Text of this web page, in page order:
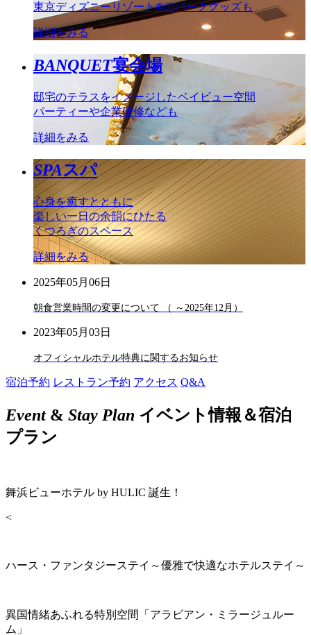
東京ディズニーリゾート®のパークグッズも
詳細をみる
BANQUET宴会場
邸宅のテラスをイメージしたベイビュー空間
パーティーや企業研修なども
詳細をみる
SPAスパ
心身を癒すとともに
楽しい一日の余韻にひたる
くつろぎのスペース
詳細をみる
2025年05月06日
朝食営業時間の変更について （ ～2025年12月）
2023年05月03日
オフィシャルホテル特典に関するお知らせ
宿泊予約 レストラン予約 アクセス Q&A
Event& Stay Plan イベント情報＆宿泊
プラン
舞浜ビューホテル by HULIC 誕生！
<
ハース・ファンタジーステイ～優雅で快適なホテルステイ～
異国情緒あふれる特別空間「アラビアン・ミラージュルー
ム」